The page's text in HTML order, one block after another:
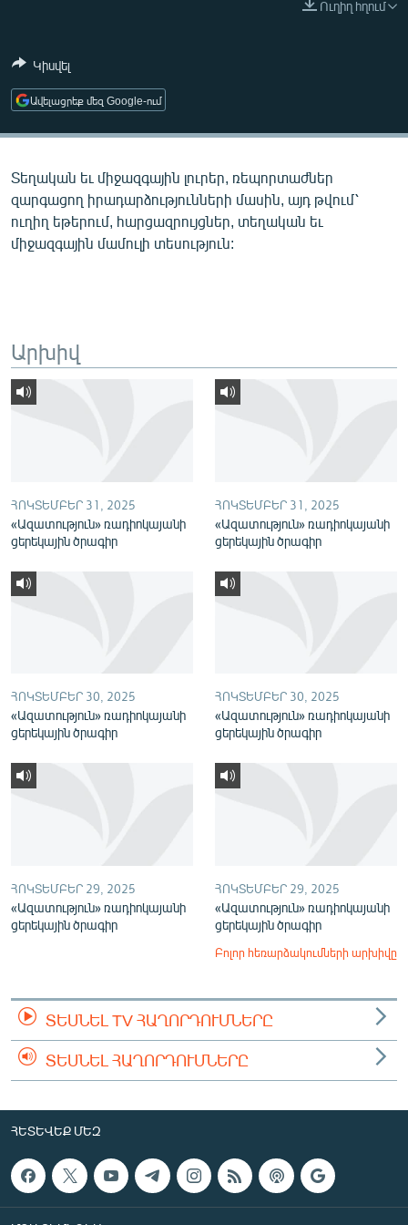
ՄԵԿՆԱԲԱՆՈՒԹՅՈՒՆ
ԿՈՐՈՆԱՎԻՐՈՒՍ
ԱՐԽԻՎ
ՏԵՍԱՆՅՈՒԹԵՐ
ՓՈԴՔԱՍԹ
Հայերեն
ՀԵՏԵՎԵՔ ՄԵԶ
Ուղիղ հղում
Կիսվել
Ավելացրեք մեզ Google-ում
Տեղական եւ միջազգային լուրեր, ռեպորտաժներ
զարգացող իրադարձությունների մասին, այդ թվում՝
ուղիղ եթերում, հարցազրույցներ, տեղական եւ
միջազգային մամուլի տեսություն:
Արխիվ
ՀՈԿՏԵՄԲԵՐ 31, 2025
«Ազատություն» ռադիոկայանի
ցերեկային ծրագիր
ՀՈԿՏԵՄԲԵՐ 31, 2025
«Ազատություն» ռադիոկայանի
ցերեկային ծրագիր
ՀՈԿՏԵՄԲԵՐ 30, 2025
«Ազատություն» ռադիոկայանի
ցերեկային ծրագիր
ՀՈԿՏԵՄԲԵՐ 30, 2025
«Ազատություն» ռադիոկայանի
ցերեկային ծրագիր
ՀՈԿՏԵՄԲԵՐ 29, 2025
«Ազատություն» ռադիոկայանի
ցերեկային ծրագիր
ՀՈԿՏԵՄԲԵՐ 29, 2025
«Ազատություն» ռադիոկայանի
ցերեկային ծրագիր
Բոլոր հեռարձակումների արխիվը
ՏԵՍՆԵԼ TV ՀԱՂՈՐԴՈՒՄՆԵՐԸ
ՏԵՍՆԵԼ ՀԱՂՈՐԴՈՒՄՆԵՐԸ
ՀԵՏԵՎԵՔ ՄԵԶ